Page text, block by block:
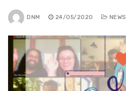
DNM 24/05/2020 NEWS